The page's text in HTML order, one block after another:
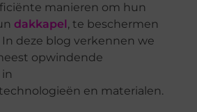
manieren om hun
dakkapel, te beschermen
In deze blog verkennen we
opwindende
en materialen.